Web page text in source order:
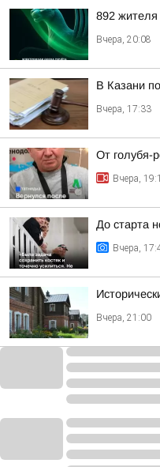
892 жителя
Вчера, 20:08
В Казани
Вчера, 17:33
От голубя-
Вчера,
До старта
Вчера,
Вчера, 21:00